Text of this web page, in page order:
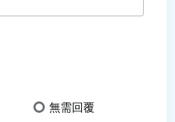
無需回覆